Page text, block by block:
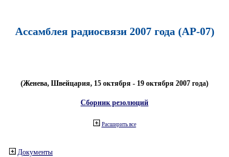
Ассамблея радиосвязи 2007 года (АР-07)
(Женева, Швейцария, 15 октября - 19 октября 2007 года)
Сборник резолюций
Расширить все
Документы